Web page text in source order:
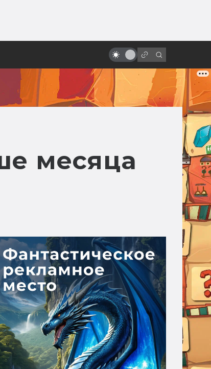
Фантастические порнопародии
месяца